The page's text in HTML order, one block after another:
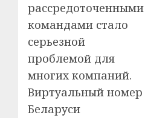
рассредоточенными
командами стало
серьезной
проблемой для
многих компаний.
Виртуальный номер
Беларуси